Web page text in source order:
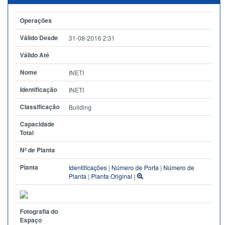
Operações
Válido Desde
31-08-2016 2:31
Válido Até
Nome
INETI
Identificação INETI
Classificação Building
Capacidade
Total
Nº de Planta
Planta
Identificações | Número de Porta | Número de
Planta | Planta Original |
Fotografia do
Espaço